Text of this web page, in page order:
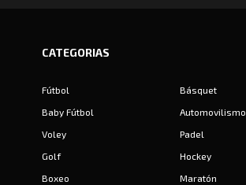
CATEGORIAS
Fútbol
Básquet
Baby Fútbol
Automovilismo
Voley
Padel
Golf
Hockey
Boxeo
Maratón